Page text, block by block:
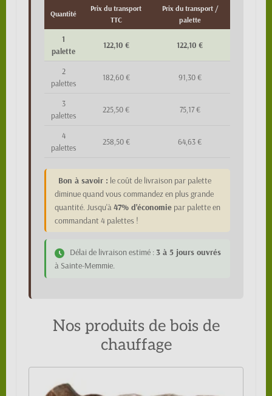
Quantité
Prix du transport
TTC
Prix du transport /
palette
1
palette
122,10 € 122,10 €
2
palettes
182,60 € 91,30 €
3
palettes
225,50 € 75,17 €
4
palettes
258,50 € 64,63 €
Bon à savoir : le coût de livraison par palette
diminue quand vous commandez en plus grande
quantité. Jusqu'à47% d'économie par palette en
commandant 4 palettes !
Délai de livraison estimé : 3 à 5 jours ouvrés
à Sainte-Memmie.
Nos produits de bois de
chauffage